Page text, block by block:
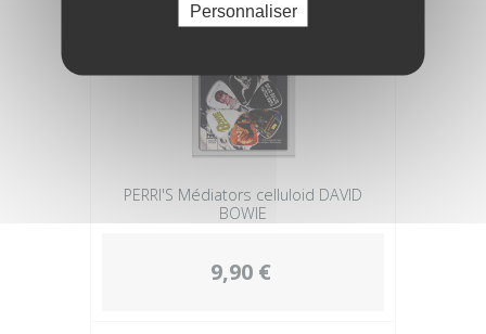
PERRI'S Médiators celluloid DAVID
BOWIE
9,90 €
Personnaliser